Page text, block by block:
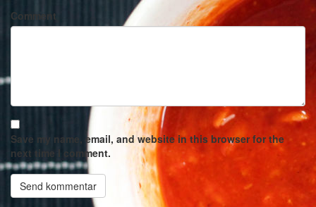
Comment
Save my name, email, and website in this browser for the
next time I comment.